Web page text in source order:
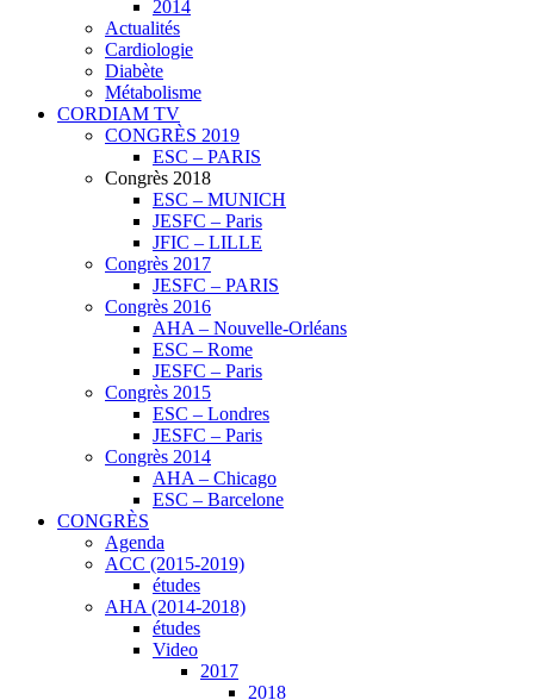
2014
Actualités
Cardiologie
Diabète
Métabolisme
CORDIAM TV
CONGRÈS 2019
ESC – PARIS
Congrès 2018
ESC – MUNICH
JESFC – Paris
JFIC – LILLE
Congrès 2017
JESFC – PARIS
Congrès 2016
AHA – Nouvelle-Orléans
ESC – Rome
JESFC – Paris
Congrès 2015
ESC – Londres
JESFC – Paris
Congrès 2014
AHA – Chicago
ESC – Barcelone
CONGRÈS
Agenda
ACC (2015-2019)
études
AHA (2014-2018)
études
Video
2017
2018